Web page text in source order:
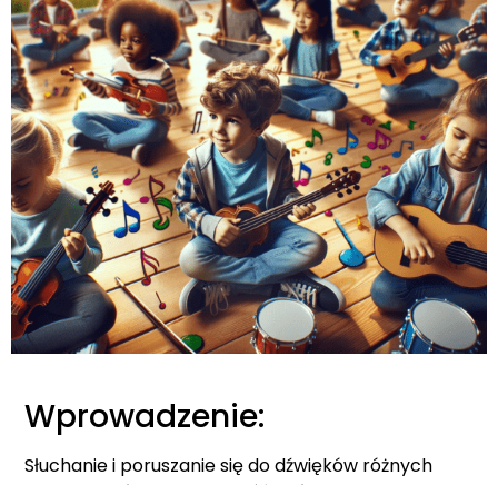
Wprowadzenie:
Słuchanie i poruszanie się do dźwięków różnych